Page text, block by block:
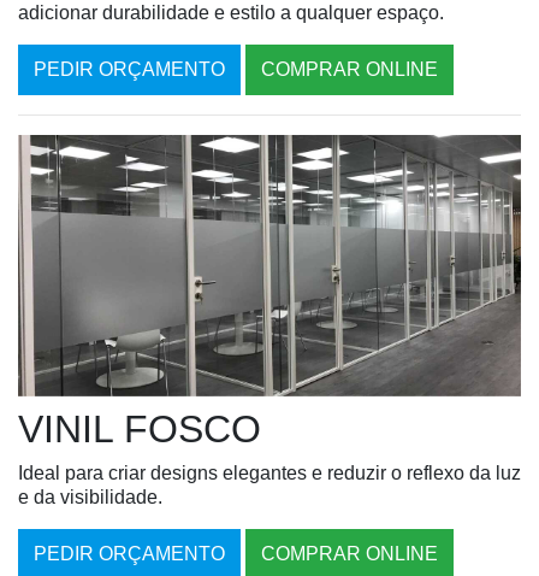
adicionar durabilidade e estilo a qualquer espaço.
PEDIR ORÇAMENTO COMPRAR ONLINE
VINIL FOSCO
Ideal para criar designs elegantes e reduzir o reflexo da luz
e da visibilidade.
PEDIR ORÇAMENTO COMPRAR ONLINE